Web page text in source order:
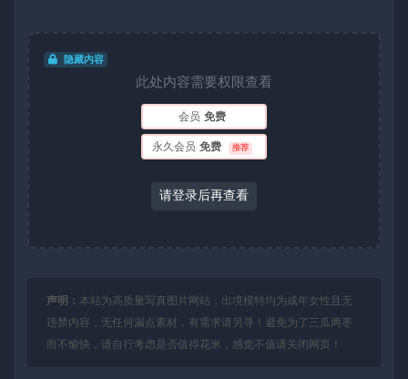
隐藏内容
此处内容需要权限查看
会员 免费
永久会员 免费 推荐
请登录后再查看
声明： 本站为高质量写真图片网站，出境模特均为成年女性且无
违禁内容，无任何漏点素材，有需求请另寻！避免为了三瓜两枣
而不愉快，请自行考虑是否值得花米，感觉不值请关闭网页！